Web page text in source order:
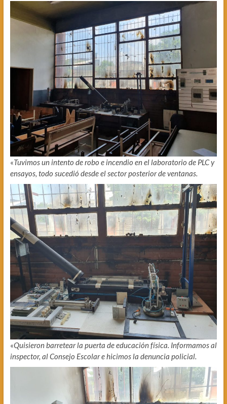
«Tuvimos un intento de robo e incendio en el laboratorio de PLC y
ensayos, todo sucedió desde el sector posterior de ventanas.
«Quisieron barretear la puerta de educación física. Informamos al
inspector, al Consejo Escolar e hicimos la denuncia policial.